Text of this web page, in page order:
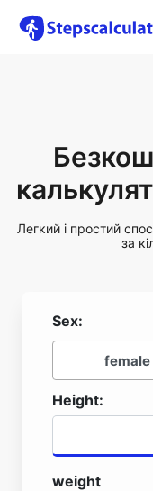
Легкий і простий
за
Sex:
female
Height:
weight